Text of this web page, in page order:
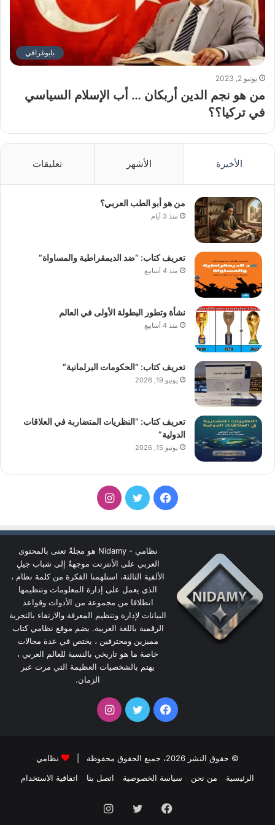
بايوغرافي
يونيو 2, 2023
من هو نجم الدين أربكان … أب الإسلام السياسي
في تركيا؟؟
الأخيرة الأشهر تعليقات
من هو أبو الطب العربي؟
منذ 3 أيام
تعريف كتاب: “ضد الديمقراطية والمساواة”
منذ 4 أسابيع
نشأة وتطور البطولة الأولى في العالم
منذ 4 أسابيع
تعريف كتاب: “الحكومات البرلمانية”
يونيو 19, 2026
تعريف كتاب: “النظريات المتضاربة في العلاقات
الدولية”
يونيو 15, 2026
فيسبوكتويتر انستقرام
نظامي - Nidamy هو مجلةٌ تعنى بالمحتوى
العربي على الأنترنت موجهةٌ إلى شباب جيلِ
الألفية الثالثة، استلهمنا الفكرة من كلمة نظام ،
الذي يعمل على إدارة المعلومات وتنظيمها
انطلاقا من مجموعة من الأدوات وقواعد
البيانات لإدارة وتنظيم المعرفة والارتقاء بالتجربة
الرقمية باللغة العربية. يضم موقع نظامي كتاب
مميزين ومحترفين ، يختص في عدة مجالات
خاصة ما هو تاريخي بالنسبة للعالم العربي ،
يهتم بالشخصيات العظيمة التي مرت عبر
الزمان.
فيسبوكتويتر انستقرام
© حقوق النشر 2026، جميع الحقوق محفوظة |
نظامي
الرئيسية
من نحن سياسة الخصوصية اتصل بنا اتفاقية الاستخدام
فيسبوك تويتر انستقرام